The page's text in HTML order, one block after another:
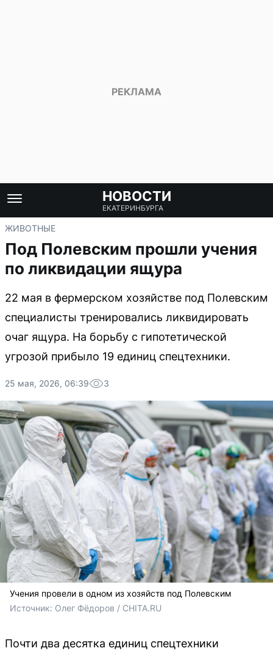
НОВОСТИ
ЕКАТЕРИНБУРГА
ЖИВОТНЫЕ
Под Полевским прошли учения
по ликвидации ящура
22 мая в фермерском хозяйстве под Полевским
специалисты тренировались ликвидировать
очаг ящура. На борьбу с гипотетической
угрозой прибыло 19 единиц спецтехники.
25 мая, 2026, 06:39 3
Учения провели в одном из хозяйств под Полевским
Источник: Олег Фёдоров / CHITA.RU
Почти два десятка единиц спецтехники